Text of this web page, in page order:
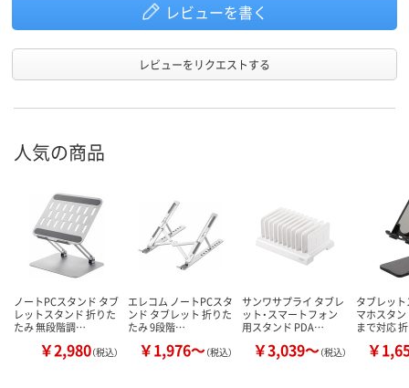
レビューを書く
レビューをリクエストする
人気の商品
ノートPCスタンド タブ
レットスタンド 折りた
たみ 無段階調…
￥2,980（税込）
エレコム ノートPCスタ
ンド タブレット 折りた
たみ 9段階…
￥1,976～（税込）
サンワサプライ タブレ
ット・スマートフォン
用スタンド PDA…
￥3,039～（税込）
タブレッ
マホスタ
まで対応
￥